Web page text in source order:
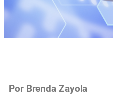
Por Brenda Zayola